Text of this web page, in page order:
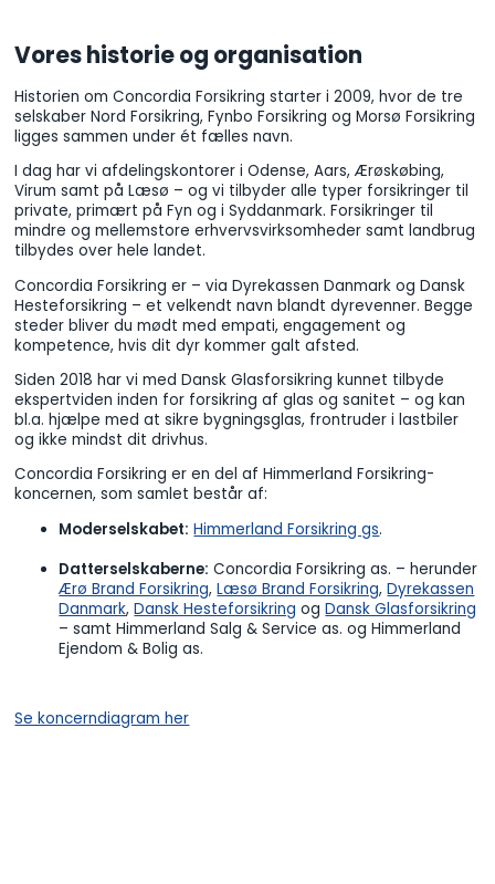
Vores historie og organisation
Historien om Concordia Forsikring starter i 2009, hvor de tre
selskaber Nord Forsikring, Fynbo Forsikring og Morsø Forsikring
ligges sammen under ét fælles navn.
I dag har vi afdelingskontorer i Odense, Aars, Ærøskøbing,
Virum samt på Læsø – og vi tilbyder alle typer forsikringer til
private, primært på Fyn og i Syddanmark. Forsikringer til
mindre og mellemstore erhvervsvirksomheder samt landbrug
tilbydes over hele landet.
Concordia Forsikring er – via Dyrekassen Danmark og Dansk
Hesteforsikring – et velkendt navn blandt dyrevenner. Begge
steder bliver du mødt med empati, engagement og
kompetence, hvis dit dyr kommer galt afsted.
Siden 2018 har vi med Dansk Glasforsikring kunnet tilbyde
ekspertviden inden for forsikring af glas og sanitet – og kan
bl.a. hjælpe med at sikre bygningsglas, frontruder i lastbiler
og ikke mindst dit drivhus.
Concordia Forsikring er en del af Himmerland Forsikring-
koncernen, som samlet består af:
Moderselskabet: Himmerland Forsikring gs.
Datterselskaberne: Concordia Forsikring as. – herunder
Ærø Brand Forsikring,Læsø Brand Forsikring,Dyrekassen
Danmark,Dansk Hesteforsikring ogDansk Glasforsikring
– samt Himmerland Salg & Service as. og Himmerland
Ejendom & Bolig as.
Se koncerndiagram her